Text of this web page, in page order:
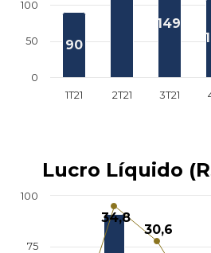
90
149
1T21 2T21 3T21
0
50
100
Lucro Líquido
34,8
30,6
75
100